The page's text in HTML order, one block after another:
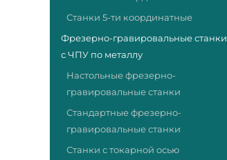
Станки 5-ти координатные
Фрезерно-гравировальные станки
с ЧПУ по металлу
Настольные фрезерно-
гравировальные станки
Стандартные фрезерно-
гравировальные станки
Станки с токарной осью